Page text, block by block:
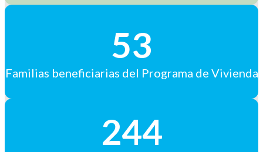
53
Familias beneficiarias del Programa de Vivienda
244